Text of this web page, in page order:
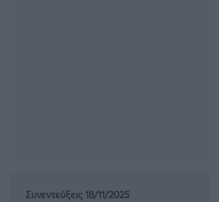
Συνεντεύξεις 18/11/2025